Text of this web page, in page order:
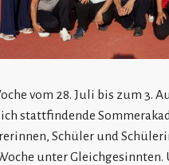
vom 28. Juli bis zum 3.
stattfindende
Schüler und
unter